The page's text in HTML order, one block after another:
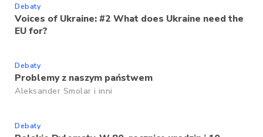
Debaty
Voices of Ukraine: #2 What does Ukraine need the
EU for?
Debaty
Problemy z naszym państwem
Aleksander Smolar i inni
Debaty